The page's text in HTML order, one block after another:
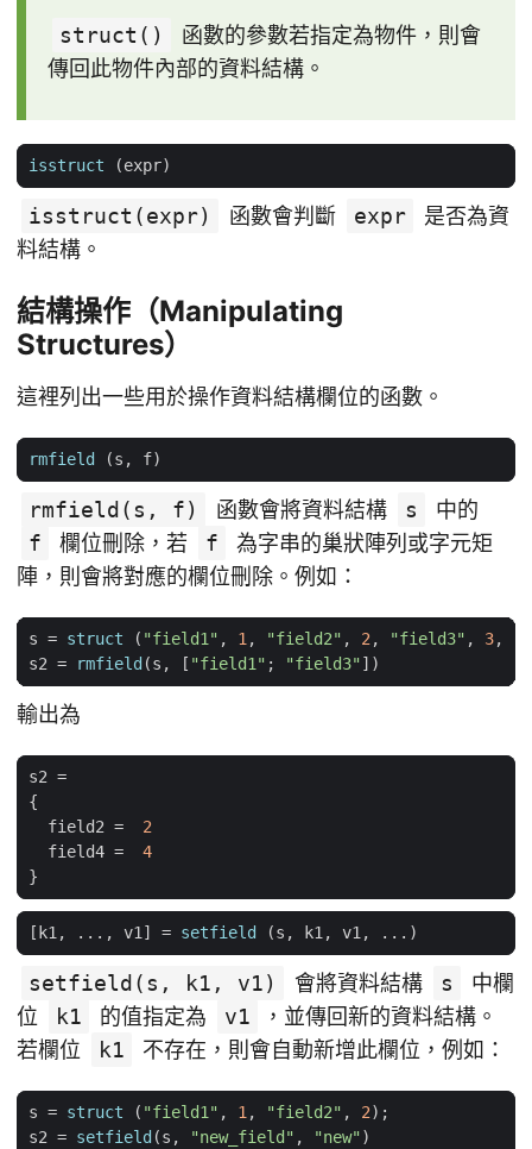
struct()
函數的參數若指定為物件，則會
傳回此物件內部的資料結構。
isstruct (expr)
isstruct(expr) 函數會判斷 expr
是否為資
料結構。
結構操作（Manipulating
Structures）
這裡列出一些用於操作資料結構欄位的函數。
rmfield (s , f)
rmfield(s, f) 函數會將資料結構 s
中的
f
欄位刪除，若 f
為字串的巢狀陣列或字元矩
陣，則會將對應的欄位刪除。例如：
s = struct ( "field1" , 1, "field2" , 2, "field3" , 3,
s2 = rmfield (s , [ "field1" ; "field3"])
輸出為
s2 =
{
field2 =
2
field4 =
4
}
[ k1, ..., v1] = setfield (s , k1, v1, ...)
setfield(s, k1, v1) 會將資料結構 s
中欄
位
k1 的值指定為 v1
，並傳回新的資料結構。
若欄位
k1 不存在，則會自動新增此欄位，例如：
s = struct ( "field1" , 1, "field2" , 2);
s2 = setfield (s , "new_field" , "new")